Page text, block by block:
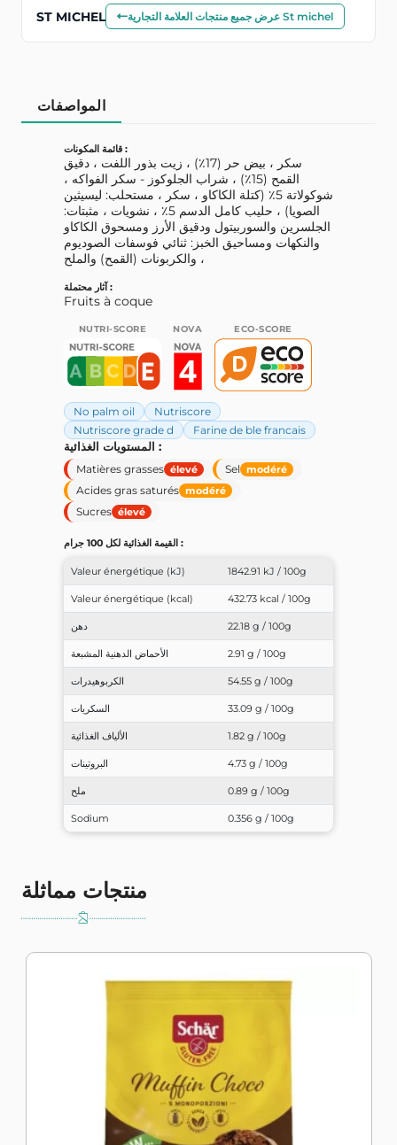
ST MICHEL عرض جميع منتجات العلامة التجارية St michel
المواصفات
قائمة المكونات :
سكر ، بيض حر (17٪) ، زيت بذور اللفت ، دقيق
القمح (15٪) ، شراب الجلوكوز - سكر الفواكه ،
شوكولاتة 5٪ (كتلة الكاكاو ، سكر ، مستحلب: ليسيثين
الصويا) ، حليب كامل الدسم 5٪ ، نشويات ، مثبتات:
الجلسرين والسوربيتول ودقيق الأرز ومسحوق الكاكاو
والنكهات ومساحيق الخبز: ثنائي فوسفات الصوديوم
والكربونات (القمح) والملح ،
آثار محتملة :
Fruits à coque
NUTRI-SCORE NOVA ECO-SCORE
No palm oil
Nutriscore
Nutriscore grade d
Farine de ble francais
المستويات الغذائية :
Matières grasses élevé Sel modéré
Acides gras saturés modéré
Sucres élevé
القيمة الغذائية لكل 100 جرام :
Valeur énergétique (kJ) 1842.91 kJ / 100g
Valeur énergétique (kcal) 432.73 kcal / 100g
دهن 22.18 g / 100g
الأحماض الدهنية المشبعة 2.91 g / 100g
الكربوهيدرات 54.55 g / 100g
السكريات 33.09 g / 100g
الألياف الغذائية 1.82 g / 100g
البروتينات 4.73 g / 100g
ملح 0.89 g / 100g
Sodium 0.356 g / 100g
منتجات مماثلة